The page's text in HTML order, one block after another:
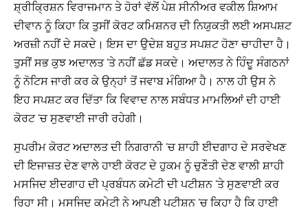
ਸ਼੍ਰੀਕ੍ਰਿਸ਼ਨ ਵਿਰਾਜਮਾਨ ਤੇ ਹੋਰਾਂ ਵੱਲੋਂ ਪੇਸ਼ ਸੀਨੀਅਰ ਵਕੀਲ ਸ਼ਿਆਮ
ਦੀਵਾਨ ਨੂੰ ਕਿਹਾ ਕਿ ਤੁਸੀਂ ਕੋਰਟ ਕਮਿਸ਼ਨਰ ਦੀ ਨਿਯੁਕਤੀ ਲਈ ਅਸਪਸ਼ਟ
ਅਰਜ਼ੀ ਨਹੀਂ ਦੇ ਸਕਦੇ। ਇਸ ਦਾ ਉਦੇਸ਼ ਬਹੁਤ ਸਪਸ਼ਟ ਹੋਣਾ ਚਾਹੀਦਾ ਹੈ।
ਤੁਸੀਂ ਸਭ ਕੁਝ ਅਦਾਲਤ ’ਤੇ ਨਹੀਂ ਛੱਡ ਸਕਦੇ। ਅਦਾਲਤ ਨੇ ਹਿੰਦੂ ਸੰਗਠਨਾਂ
ਨੂੰ ਨੋਟਿਸ ਜਾਰੀ ਕਰ ਕੇ ਉਨ੍ਹਾਂ ਤੋਂ ਜਵਾਬ ਮੰਗਿਆ ਹੈ। ਨਾਲ ਹੀ ਉਸ ਨੇ
ਇਹ ਸਪਸ਼ਟ ਕਰ ਦਿੱਤਾ ਕਿ ਵਿਵਾਦ ਨਾਲ ਸਬੰਧਤ ਮਾਮਲਿਆਂ ਦੀ ਹਾਈ
ਕੋਰਟ ’ਚ ਸੁਣਵਾਈ ਜਾਰੀ ਰਹੇਗੀ।
ਸੁਪਰੀਮ ਕੋਰਟ ਅਦਾਲਤ ਦੀ ਨਿਗਰਾਨੀ ’ਚ ਸ਼ਾਹੀ ਈਦਗਾਹ ਦੇ ਸਰਵੇਖਣ
ਦੀ ਇਜਾਜ਼ਤ ਦੇਣ ਵਾਲੇ ਹਾਈ ਕੋਰਟ ਦੇ ਹੁਕਮ ਨੂੰ ਚੁਣੌਤੀ ਦੇਣ ਵਾਲੀ ਸ਼ਾਹੀ
ਮਸਜਿਦ ਈਦਗਾਹ ਦੀ ਪ੍ਰਬੰਧਨ ਕਮੇਟੀ ਦੀ ਪਟੀਸ਼ਨ ’ਤੇ ਸੁਣਵਾਈ ਕਰ
ਰਿਹਾ ਸੀ। ਮਸਜਿਦ ਕਮੇਟੀ ਨੇ ਆਪਣੀ ਪਟੀਸ਼ਨ ’ਚ ਕਿਹਾ ਹੈ ਕਿ ਹਾਈ